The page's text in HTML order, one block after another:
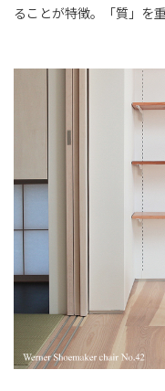
ることが特徴。「質」を